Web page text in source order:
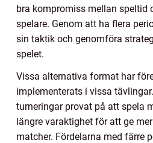
bra kompromiss mellan speltid
spelare. Genom att ha flera
sin taktik och genomföra
spelet.
Vissa alternativa format har
implementerats i vissa
turneringar provat på att spela
längre varaktighet för att ge
matcher. Fördelarna med färre